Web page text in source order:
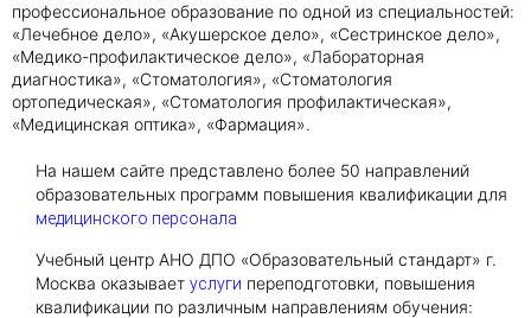
профессиональное образование по одной из специальностей:
«Лечебное дело», «Акушерское дело», «Сестринское дело»,
«Медико-профилактическое дело», «Лабораторная
диагностика», «Стоматология», «Стоматология
ортопедическая», «Стоматология профилактическая»,
«Медицинская оптика», «Фармация».
На нашем сайте представлено более 50 направлений
образовательных программ повышения квалификации для
медицинского персонала
Учебный центр АНО ДПО «Образовательный стандарт» г.
Москва оказывает услуги переподготовки, повышения
квалификации по различным направлениям обучения:
Даю согласие наобработку персональных
данныхиe-mail рассылку
Получить консультацию
Даю согласие наобработку персональных
данныхиe-mail рассылку